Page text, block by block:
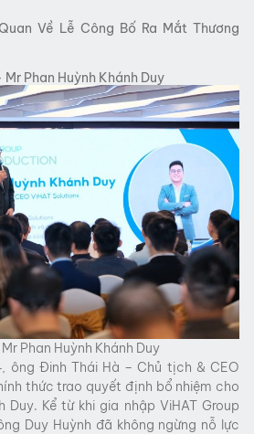
Về Lễ Công Bố Ra Mắt Thương
Mr Phan Huỳnh Khánh Duy
Phan Huỳnh Khánh Duy
ông Đinh Thái Hà – Chủ tịch & CEO
thức trao quyết định bổ nhiệm cho
Duy. Kể từ khi gia nhập ViHAT Group
Duy Huỳnh đã không ngừng nỗ lực